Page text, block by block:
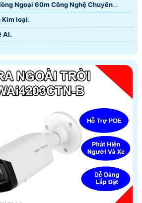
Ngoại 60m Công Nghệ Chuyên
Kim loại.
AI.